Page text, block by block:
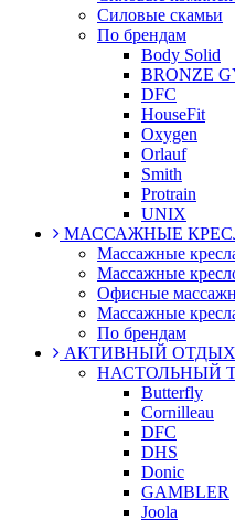
Силовые скамьи
По брендам
Body Solid
BRONZE
DFC
HouseFit
Oxygen
Orlauf
Smith
Protrain
UNIX
МАССАЖНЫЕ
Массажные
Массажные
Офисные
Массажные
По брендам
АКТИВНЫЙ ОТДЫХ
НАСТОЛЬНЫЙ
Butterfly
Cornilleau
DFC
DHS
Donic
GAMBLER
Joola